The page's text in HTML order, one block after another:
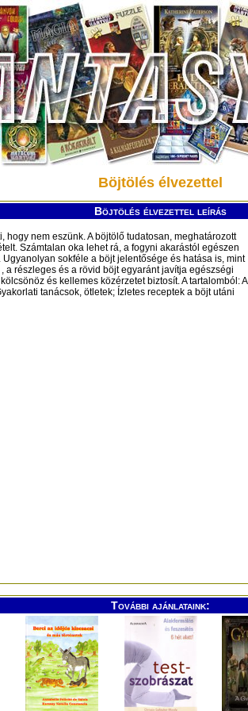
Böjtölés élvezettel
Böjtölés élvezettel leírás
hogy nem eszünk. A böjtölő tudatosan, meghatározott
Számtalan oka lehet rá, a fogyni akarástól egészen
sokféle a böjt jelentősége és hatása is, mint
a részleges és a rövid böjt egyaránt javítja egészségi
és kellemes közérzetet biztosít. A tartalomból: A
tanácsok, ötletek; Ízletes receptek a böjt utáni
További ajánlataink: